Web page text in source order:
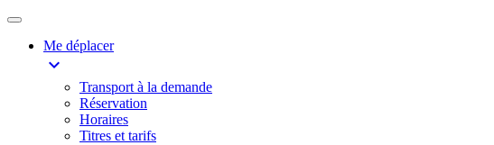
Me déplacer
expand_more
Transport à la demande
Réservation
Horaires
Titres et tarifs